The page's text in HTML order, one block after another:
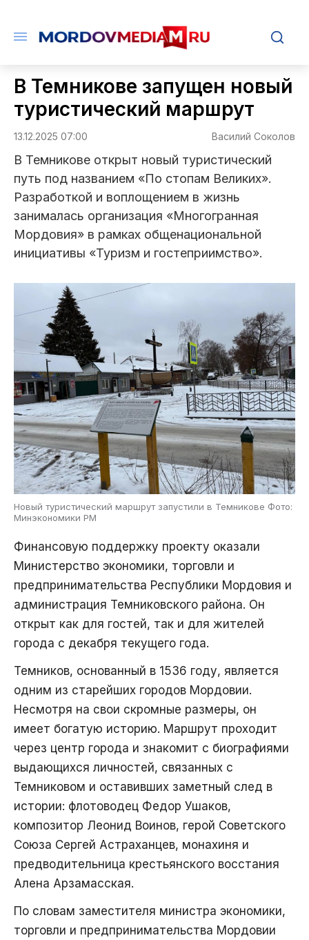
В Темникове запущен новый
туристический маршрут
13.12.2025 07:00 Василий Соколов
В Темникове открыт новый туристический
путь под названием «По стопам Великих».
Разработкой и воплощением в жизнь
занималась организация «Многогранная
Мордовия» в рамках общенациональной
инициативы «Туризм и гостеприимство».
Новый туристический маршрут запустили в Темникове Фото:
Минэкономики РМ
Финансовую поддержку проекту оказали
Министерство экономики, торговли и
предпринимательства Республики Мордовия и
администрация Темниковского района. Он
открыт как для гостей, так и для жителей
города с декабря текущего года.
Темников, основанный в 1536 году, является
одним из старейших городов Мордовии.
Несмотря на свои скромные размеры, он
имеет богатую историю. Маршрут проходит
через центр города и знакомит с биографиями
выдающихся личностей, связанных с
Темниковом и оставивших заметный след в
истории: флотоводец Федор Ушаков,
композитор Леонид Воинов, герой Советского
Союза Сергей Астраханцев, монахиня и
предводительница крестьянского восстания
Алена Арзамасская.
По словам заместителя министра экономики,
торговли и предпринимательства Мордовии